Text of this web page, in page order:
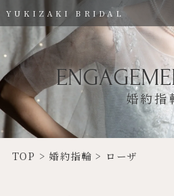
YUKIZAKI BRIDAL
婚約指
TOP >婚約指輪 > ローザ